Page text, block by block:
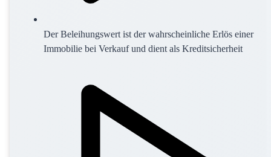
Der Beleihungswert ist der wahrscheinliche Erlös einer
Immobilie bei Verkauf und dient als Kreditsicherheit